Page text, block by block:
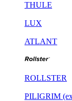
THULE
LUX
ATLANT
ROLLSTER
PILIGRIM